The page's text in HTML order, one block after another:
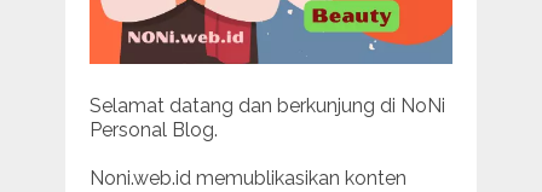
Selamat datang dan berkunjung di NoNi
Personal Blog.
Noni.web.id memublikasikan konten